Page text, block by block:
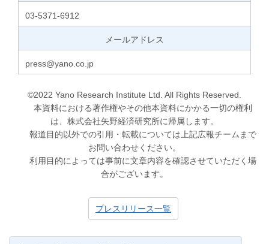
03-5371-6912
メールアドレス
press@yano.co.jp
©2022 Yano Research Institute Ltd. All Rights Reserved.
本資料における著作権やその他本資料にかかる一切の権利
は、株式会社矢野経済研究所に帰属します。
報道目的以外での引用・転載については上記広報チームまで
お問い合わせください。
利用目的によっては事前に文章内容を確認させていただく場
合がございます。
プレスリリース一覧